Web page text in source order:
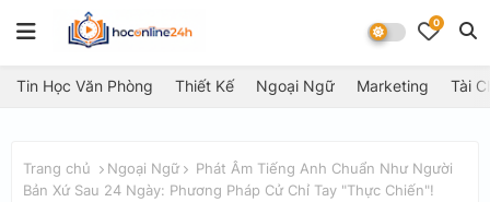
0
Tin Học Văn Phòng Thiết Kế Ngoại Ngữ Marketing Tài
Trang chủ Ngoại Ngữ
Phát Âm Tiếng Anh Chuẩn Như Người
Bản Xứ Sau 24 Ngày: Phương Pháp Cử Chỉ Tay "Thực Chiến"!